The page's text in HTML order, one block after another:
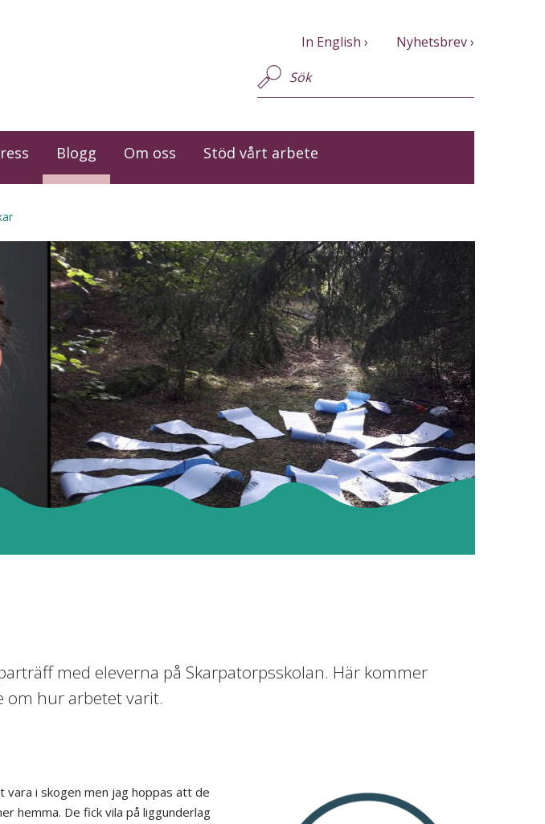
Blogg Om oss Stöd vårt arbete
In English Nyhetsbrev
med eleverna på Skarpatorpsskolan. Här kommer
om hur arbetet varit.
i skogen men jag hoppas att de
hemma. De fick vila på liggunderlag